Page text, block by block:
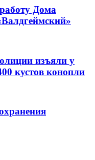
Дома
изъяли у
кустов конопли